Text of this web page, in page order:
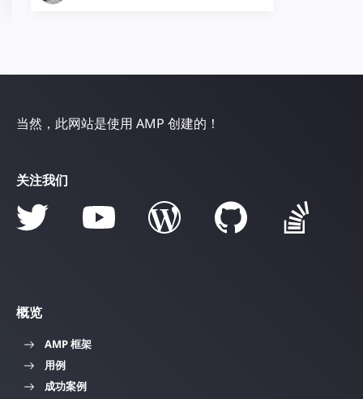
当然，此网站是使用 AMP 创建的！
关注我们
概览
AMP 框架
用例
成功案例